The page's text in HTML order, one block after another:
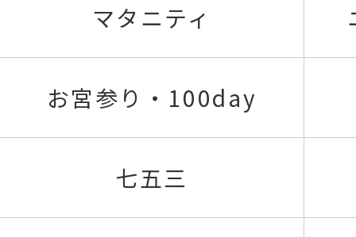
マタニティ
お宮参り・100day
七五三